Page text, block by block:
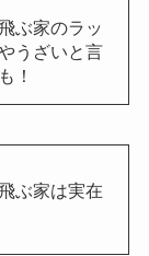
ぶ家のラッ
うざいと言
！
ぶ家は実在